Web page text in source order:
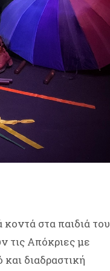
στα παιδιά του
τις Απόκριες με
και διαδραστική